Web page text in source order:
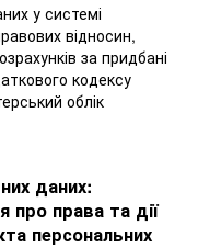
у системі
відносин,
за придбані
кодексу
облік
даних:
про права та дії
персональних